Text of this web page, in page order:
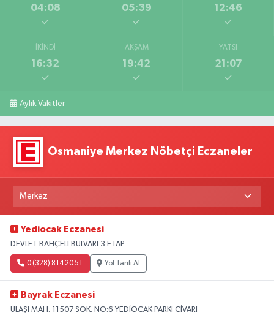
04:08 05:39 12:46
İKINDI
16:32
AKŞAM
19:42
YATSI
21:07
Aylık Vakitler
Osmaniye Merkez Nöbetçi Eczaneler
Yediocak Eczanesi
DEVLET BAHÇELİ BULVARI 3.ETAP
0 (328) 814 20 51 Yol Tarifi Al
Bayrak Eczanesi
ULAŞI MAH. 11507 SOK. NO:6 YEDİOCAK PARKI CİVARI